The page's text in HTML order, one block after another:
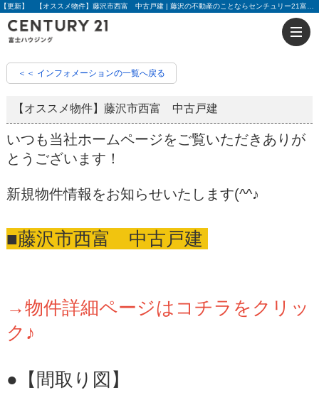
＜＜ インフォメーションの一覧へ戻る
【オススメ物件】藤沢市西富 中古戸建
いつも当社ホームページをご覧いただきありが
とうございます！
新規物件情報をお知らせいたします(^^♪
■藤沢市西富 中古戸建
→物件詳細ページはコチラをクリッ
ク♪
●【間取り図】